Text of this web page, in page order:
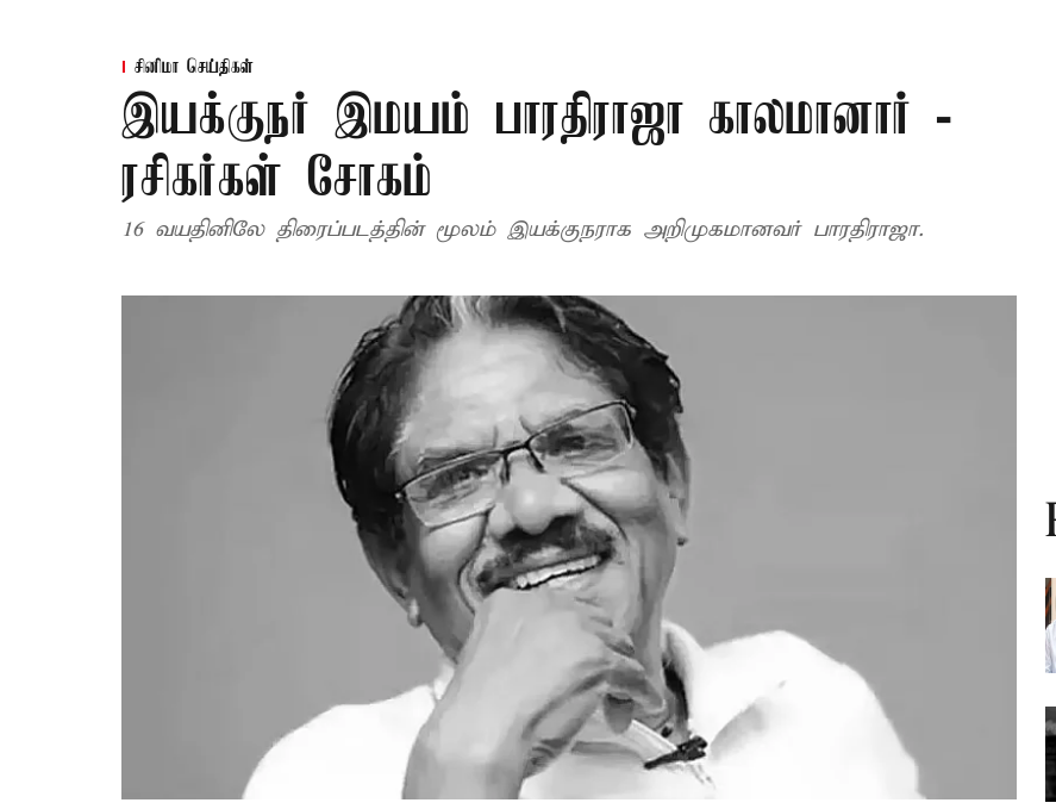
சினிமா செய்திகள்
இயக்குநர் இமயம் பாரதிராஜா காலமானார் -
ரசிகர்கள் சோகம்
16 வயதினிலே திரைப்படத்தின் மூலம் இயக்குநராக அறிமுகமானவர் பாரதிராஜா.